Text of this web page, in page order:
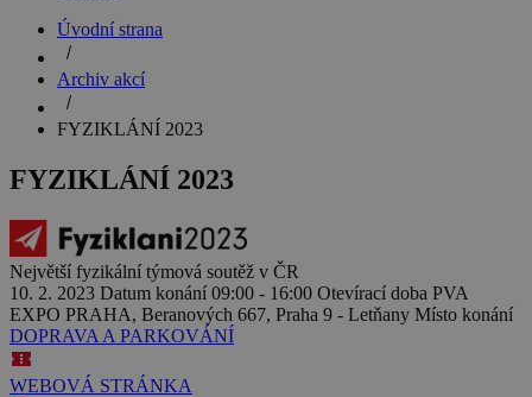
Úvodní strana
Archiv akcí
FYZIKLÁNÍ 2023
FYZIKLÁNÍ 2023
Největší fyzikální týmová soutěž v ČR
10. 2. 2023 Datum konání 09:00 - 16:00 Otevírací doba PVA
EXPO PRAHA, Beranových 667, Praha 9 - Letňany Místo konání
DOPRAVA A PARKOVÁNÍ
WEBOVÁ STRÁNKA